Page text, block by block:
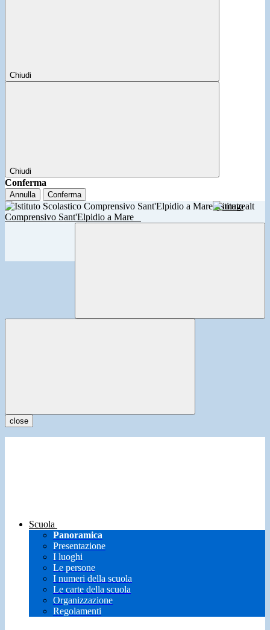
Chiudi
Chiudi
Conferma
Annulla Conferma
Istituto
Comprensivo Sant'Elpidio a Mare
close
Scuola
Panoramica
Presentazione
I luoghi
Le persone
I numeri della scuola
Le carte della scuola
Organizzazione
Regolamenti